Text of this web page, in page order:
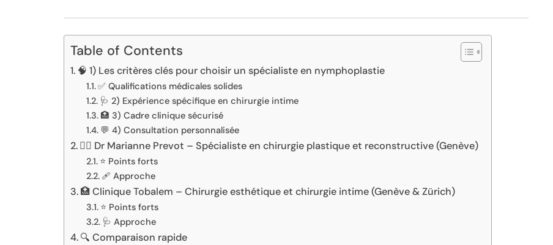
Table of Contents
🧠 1) Les critères clés pour choisir un spécialiste en nymphoplastie
✅ Qualifications médicales solides
🩺 2) Expérience spécifique en chirurgie intime
🏥 3) Cadre clinique sécurisé
💬 4) Consultation personnalisée
👩‍⚕️ Dr Marianne Prevot – Spécialiste en chirurgie plastique et reconstructive (Genève)
⭐ Points forts
🩹 Approche
🏥 Clinique Tobalem – Chirurgie esthétique et chirurgie intime (Genève & Zürich)
⭐ Points forts
🩺 Approche
🔍 Comparaison rapide